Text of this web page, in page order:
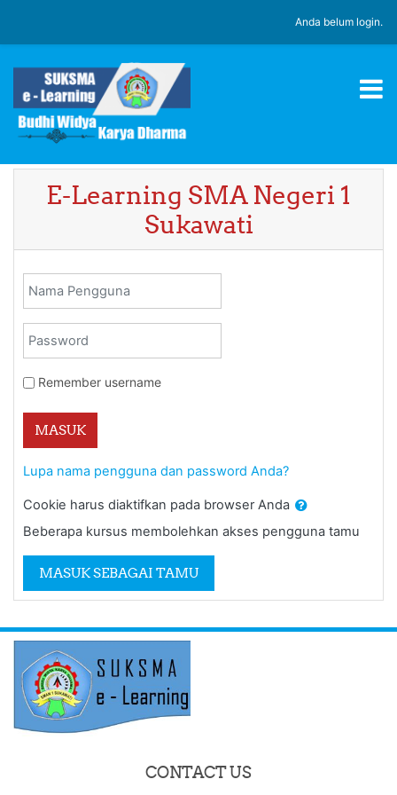
Anda belum login.
E-Learning SMA Negeri 1
Sukawati
Nama Pengguna
Password
Remember username
MASUK
Lupa nama pengguna dan password Anda?
Cookie harus diaktifkan pada browser Anda
Beberapa kursus membolehkan akses pengguna tamu
MASUK SEBAGAI TAMU
CONTACT US